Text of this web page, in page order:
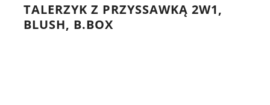
TALERZYK Z PRZYSSAWKĄ 2W1,
BLUSH, B.BOX